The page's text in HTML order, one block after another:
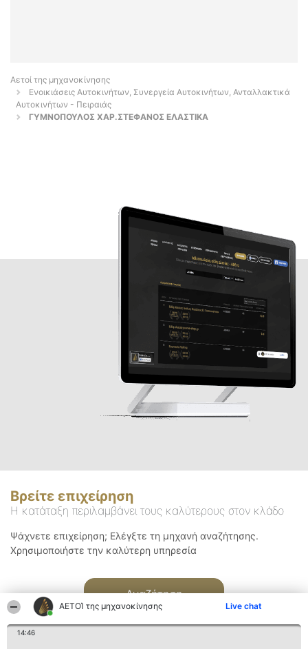
ΑΕΤΟΊ της μηχανοκίνησης Live chat
14:46
Αετοί της μηχανοκίνησης
Ενοικιάσεις Αυτοκινήτων, Συνεργεία Αυτοκινήτων, Ανταλλακτικά
Αυτοκινήτων - Πειραιάς
ΓΥΜΝΟΠΟΥΛΟΣ ΧΑΡ.ΣΤΕΦΑΝΟΣ ΕΛΑΣΤΙΚΑ
Βρείτε επιχείρηση
Η κατάταξη περιλαμβάνει τους καλύτερους στον κλάδο
Ψάχνετε επιχείρηση; Ελέγξτε τη μηχανή αναζήτησης.
Χρησιμοποιήστε την καλύτερη υπηρεσία
Αναζήτηση